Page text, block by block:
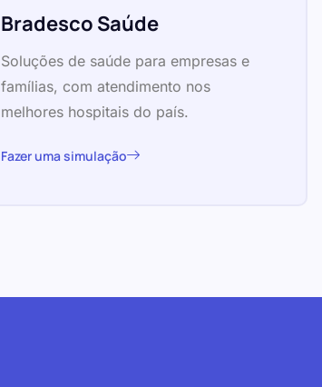
Bradesco Saúde
Soluções de saúde para empresas e
famílias, com atendimento nos
melhores hospitais do país.
Fazer uma simulação